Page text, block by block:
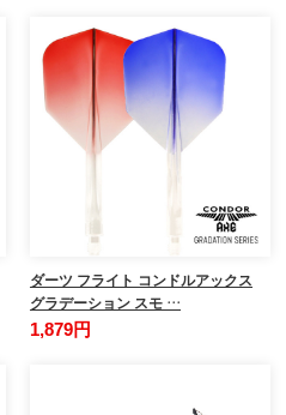
ダーツ フライト コンドルアックス
グラデーション スモ …
1,879円